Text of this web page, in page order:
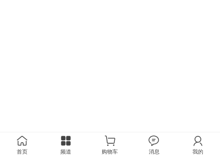
首页 频道 购物车 消息 我的